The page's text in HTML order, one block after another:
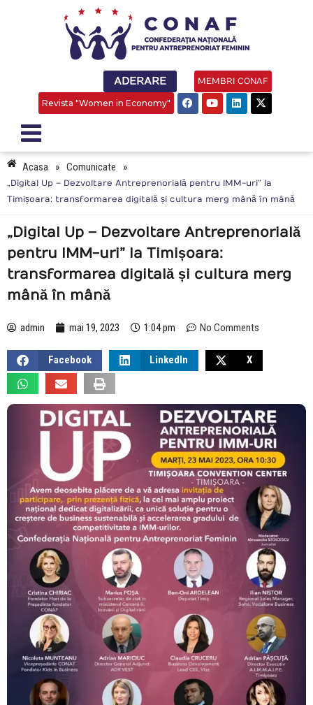
ADERARE MEMBRI CONAF
Revista "Women in Economy"
Acasa » Comunicate »
„Digital Up – Dezvoltare Antreprenorială pentru IMM-uri” la
Timișoara: transformarea digitală și cultura merg mână în mână
„Digital Up – Dezvoltare Antreprenorială
pentru IMM-uri” la Timișoara:
transformarea digitală și cultura merg
mână în mână
admin mai 19, 2023 1:04 pm No Comments
Facebook LinkedIn X